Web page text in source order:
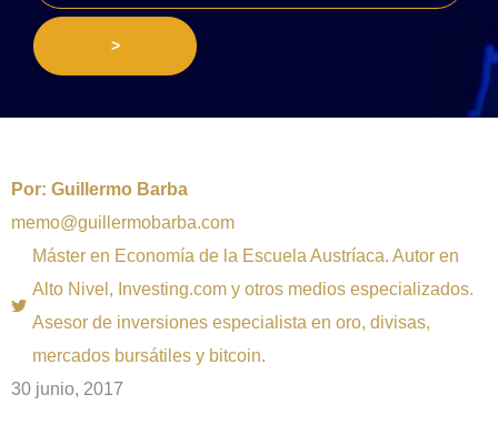
>
Por: Guillermo Barba
memo@guillermobarba.com
Máster en Economía de la Escuela Austríaca. Autor en
Alto Nivel, Investing.com y otros medios especializados.
Asesor de inversiones especialista en oro, divisas,
mercados bursátiles y bitcoin.
30 junio, 2017